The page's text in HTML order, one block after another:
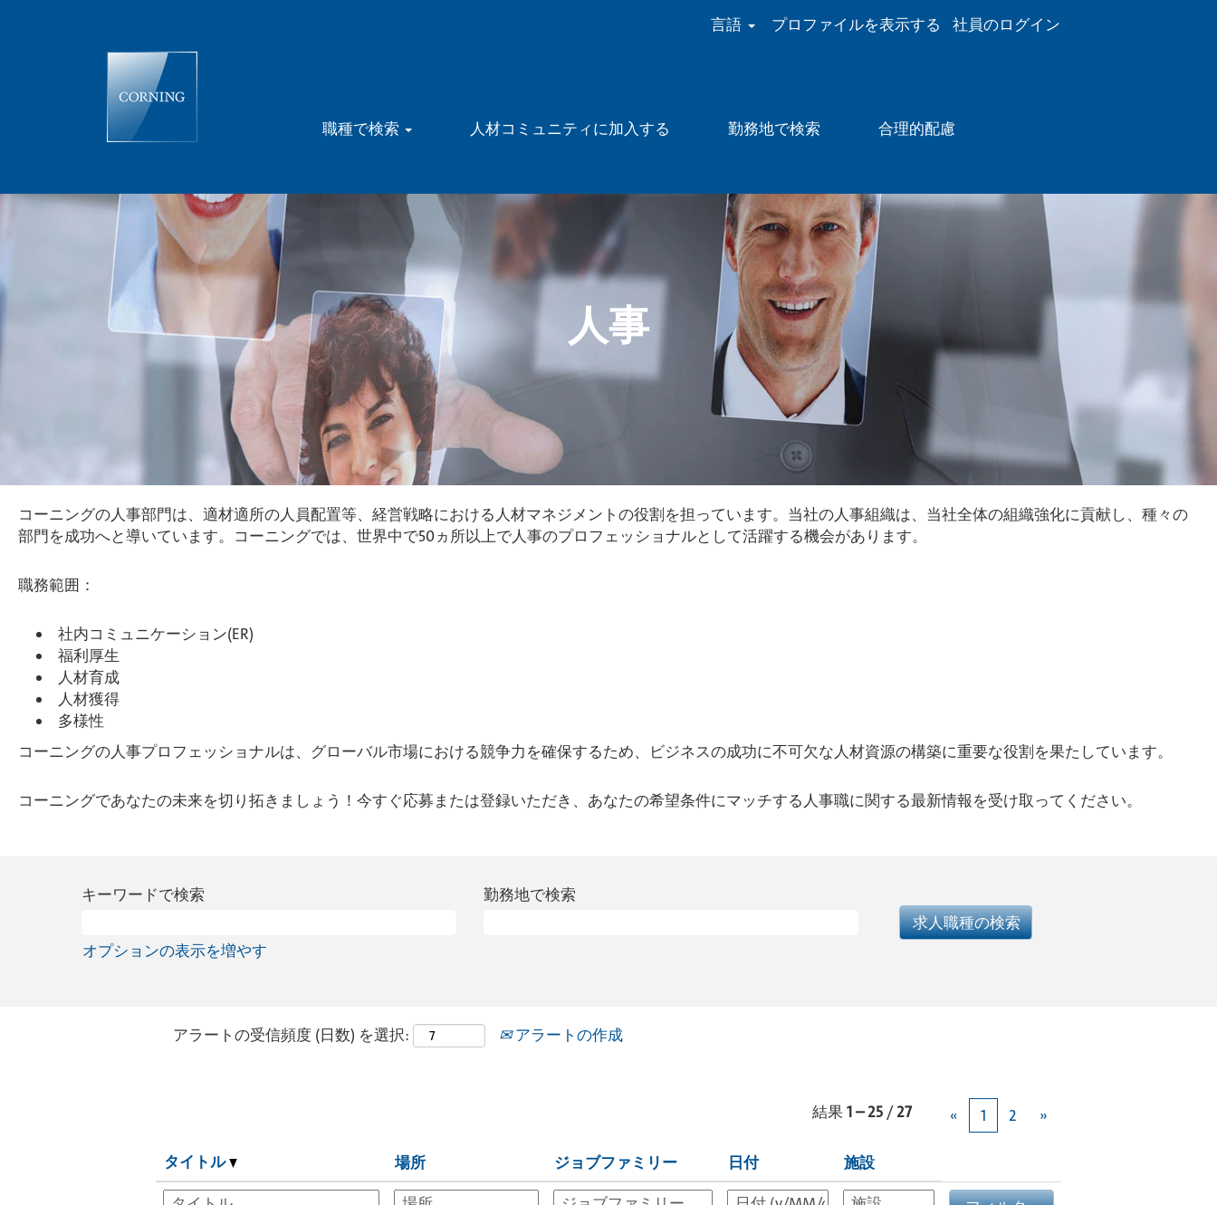
言語 プロファイルを表示する 社員のログイン
職種で検索 人材コミュニティに加入する 勤務地で検索 合理的配慮
人
人事
コーニングの人事部門は、適材適所の人員配置等、経営戦略における人材マネジメントの役割を担っています。当社の人事組織は、当社全体の組織強化に貢献し、種々の
部門を成功へと導いています。コーニングでは、世界中で50ヵ所以上で人事のプロフェッショナルとして活躍する機会があります。
職務範囲：
社内コミュニケーション(ER)
福利厚生
人材育成
人材獲得
多様性
コーニングの人事プロフェッショナルは、グローバル市場における競争力を確保するため、ビジネスの成功に不可欠な人材資源の構築に重要な役割を果たしています。
コーニングであなたの未来を切り拓きましょう！今すぐ応募または登録いただき、あなたの希望条件にマッチする人事職に関する最新情報を受け取ってください。
キーワードで検索 勤務地で検索
オプションの表示を増やす
アラートの受信頻度 (日数) を選択: アラートの作成
結果 1 – 25 /27 « 1 2 »
タイトル 場所 ジョブファミリー 日付 施設